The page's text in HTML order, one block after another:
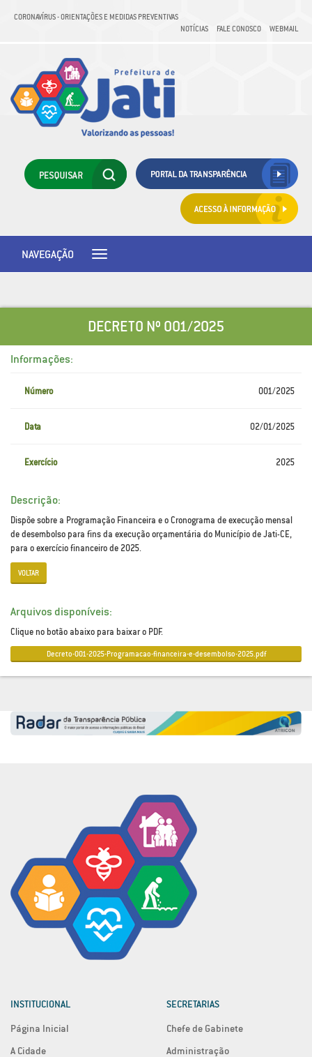
CORONAVÍRUS - ORIENTAÇÕES E MEDIDAS PREVENTIVAS
NOTÍCIAS
FALE CONOSCO WEBMAIL
Toggle
NAVEGAÇÃO
DECRETO Nº 001/2025
Informações:
Número 001/2025
Data 02/01/2025
Exercício 2025
Descrição:
Dispõe sobre a Programação Financeira e o Cronograma de execução mensal
de desembolso para fins da execução orçamentária do Município de Jati-CE,
para o exercício financeiro de 2025.
VOLTAR
Arquivos disponíveis:
Clique no botão abaixo para baixar o PDF.
Decreto-001-2025-Programacao-financeira-e-desembolso-2025.pdf
INSTITUCIONAL
Página Inicial
A Cidade
SECRETARIAS
Chefe de Gabinete
Administração